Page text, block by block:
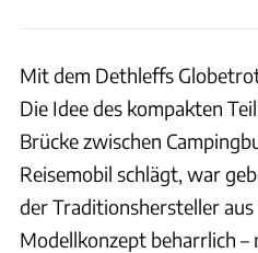
Mit dem Dethleffs
Die Idee des kompakten
Brücke zwischen
Reisemobil schlägt, war
der Traditionshersteller aus
Modellkonzept beharrlich